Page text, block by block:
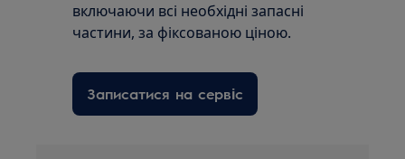
включаючи всі необхідні запасні
частини, за фіксованою ціною.
Записатися на сервіс